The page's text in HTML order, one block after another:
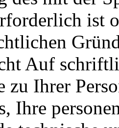
ist
Auf
zu Ihrer
Ihre